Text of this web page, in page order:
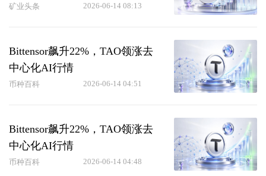
矿业头条 2026-06-14 08:13
Bittensor飙升22%，TAO领涨去
中心化AI行情
币种百科 2026-06-14 04:51
Bittensor飙升22%，TAO领涨去
中心化AI行情
币种百科 2026-06-14 04:48